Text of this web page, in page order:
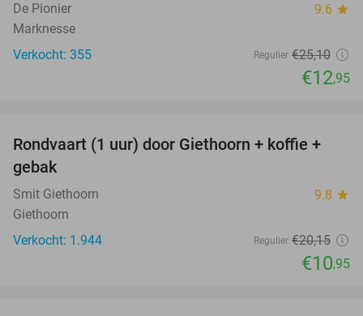
De Pionier 9.6 star
Marknesse
Verkocht: 355
Regulier €25,10
€12,95
46%
Rondvaart (1 uur) door Giethoorn + koffie +
gebak
Smit Giethoorn 9.8 star
Giethoorn
Verkocht: 1.944
Regulier €20,15
€10,95